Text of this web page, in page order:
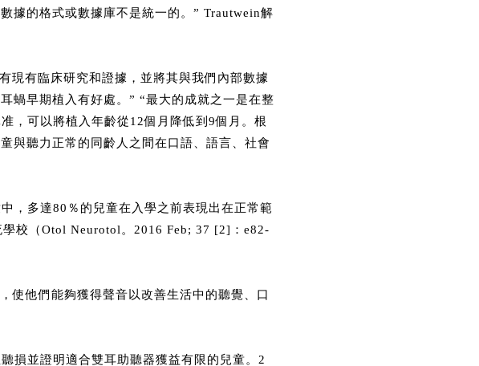
據的格式或數據庫不是統一的。” Trautwein解
現有臨床研究和證據，並將其與我們內部數據
蝸早期植入有好處。” “最大的成就之一是在整
，可以將植入年齡從12個月降低到9個月。根
與聽力正常的同齡人之間在口語、語言、社會
，多達80％的兒童在入學之前表現出在正常範
校（Otol Neurotol。2016 Feb; 37 [2]：e82-
使他們能夠獲得聲音以改善生活中的聽覺、口
損並證明適合雙耳助聽器獲益有限的兒童。2